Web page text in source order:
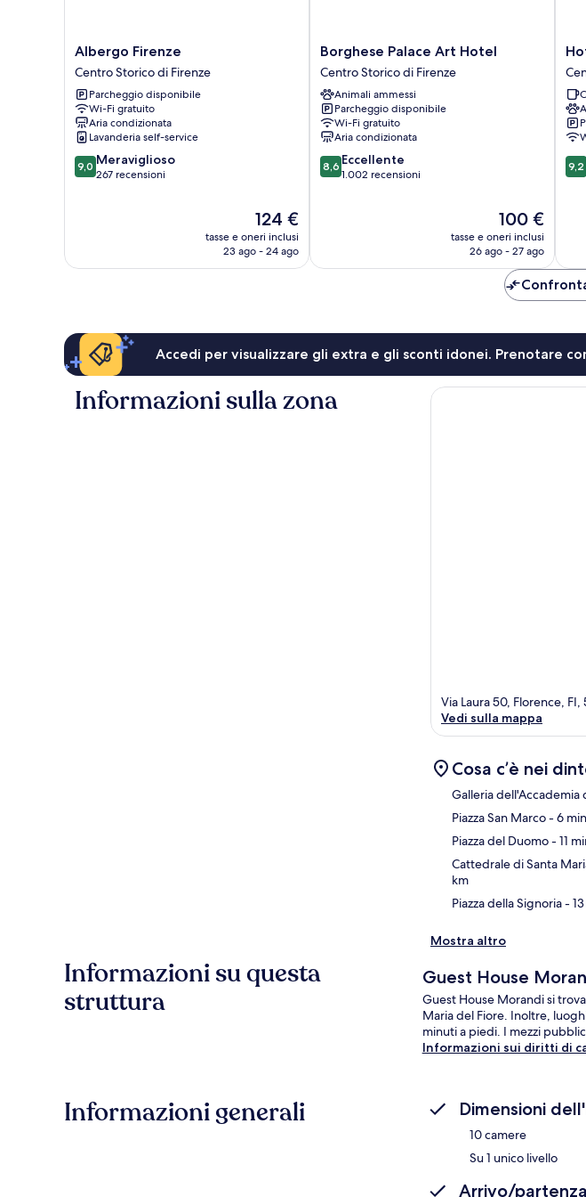
Albergo
Firenze
Centro
Storico
di
Firenze
Albergo Firenze
Centro Storico di Firenze
Parcheggio disponibile
Wi-Fi gratuito
Aria condizionata
Lavanderia self-service
9.0
su
9,0 Meraviglioso
267 recensioni
Il
prezzo
attuale
124 €
tasse e oneri inclusi
23 ago - 24 ago
Borghese
Palace
Art
Hotel
Centro
Storico
di
Firenze
Borghese Palace Art Hotel
Centro Storico di Firenze
Animali ammessi
Parcheggio disponibile
Wi-Fi gratuito
Aria condizionata
8.6
su
8,6 Eccellente
1.002 recensioni
Il
prezzo
attuale
100 €
100 €
tasse e oneri inclusi
26 ago - 27 ago
di
9.2
su
9,2
Accedi per visualizzare gli extra e gli sconti idonei. Prenotare
Informazioni sulla zona
Via Laura 50, Florence, FI,
Vedi sulla mappa
Cosa c’è nei
Galleria dell'Accademia
Piazza San Marco- 6
Piazza del Duomo- 11
Cattedrale di Santa
km
Piazza della Signoria-
Mostra altro
Informazioni su questa
struttura
Guest House
Guest House Morandi si
Maria del Fiore. Inoltre,
minuti a piedi. I mezzi
Informazioni sui diritti di
Informazioni generali Dimensioni
10 camere
Su 1 unico livello
Arrivo/partenza